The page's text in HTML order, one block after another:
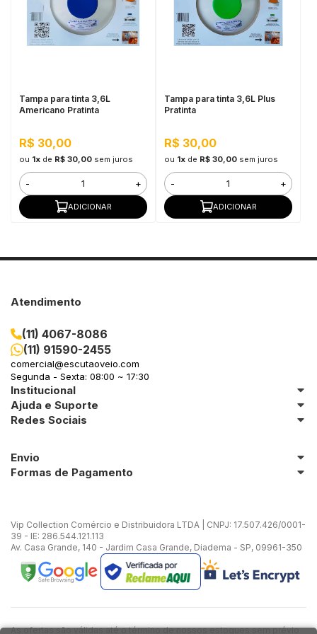
Stone
Tampa para tinta 3,6L
Americano Pratinta
R$ 30,00
ou 1xde R$ 30,00 sem juros
- +
ADICIONAR
Tampa para tinta 3,6L Plus
Pratinta
R$ 30,00
ou 1xde R$ 30,00 sem juros
- +
ADICIONAR
Atendimento
(11) 4067-8086
(11) 91590-2455
comercial@escutaoveio.com
Segunda - Sexta: 08:00 ~ 17:30
Institucional
Ajuda e Suporte
Redes Sociais
Envio
Formas de Pagamento
Vip Collection Comércio e Distribuidora LTDA | CNPJ: 17.507.426/0001-
39 - IE: 286.544.121.113
Av. Casa Grande, 140 - Jardim Casa Grande, Diadema - SP, 09961-350
As ofertas são válidas até o término de nossos estoques sem prévio